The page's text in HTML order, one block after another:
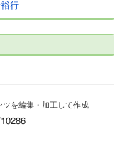
行
ツを編集・加工して作成